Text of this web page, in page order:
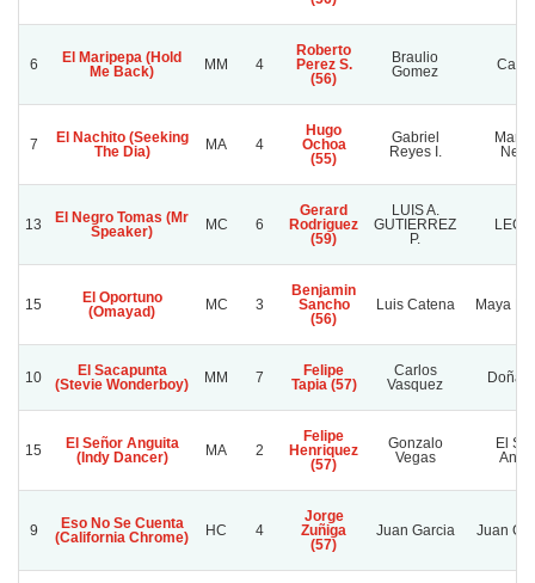
6
El Maripepa (Hold
Me Back)
MM 4
Roberto
Perez S.
(56)
Braulio
Gomez
7
El Nachito (Seeking
The Dia)
MA 4
Hugo
Ochoa
(55)
Gabriel
Reyes I.
13
El Negro Tomas (Mr
Speaker)
MC 6
Gerard
Rodriguez
(59)
LUIS A.
GUTIERREZ
P.
15
El Oportuno
(Omayad)
MC 3
Benjamin
Sancho
(56)
Luis Catena Maya
10
El Sacapunta
(Stevie Wonderboy)
MM 7
Felipe
Tapia (57)
Carlos
Vasquez
Doña
15
El Señor Anguita
(Indy Dancer)
MA 2
Felipe
Henriquez
(57)
Gonzalo
Vegas
El
9
Eso No Se Cuenta
(California Chrome)
HC 4
Jorge
Zuñiga
(57)
Juan Garcia Juan